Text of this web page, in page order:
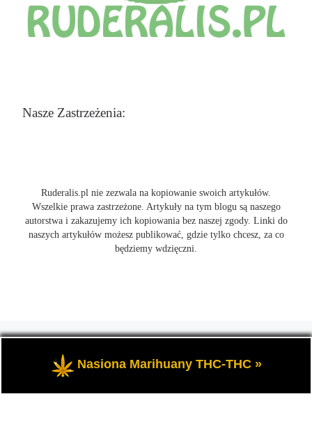
Nasze Zastrzeżenia:
Ruderalis.pl nie zezwala na kopiowanie swoich artykułów.
Wszelkie prawa zastrzeżone. Artykuły na tym blogu są naszego
autorstwa i zakazujemy ich kopiowania bez naszej zgody. Linki do
naszych artykułów możesz publikować, gdzie tylko chcesz, za co
będziemy wdzięczni.
marihuanie THC i konopi CBD, wszystko na temat uprawy
cannabis i nie tylko.
Nasiona Marihuany THC-THC »